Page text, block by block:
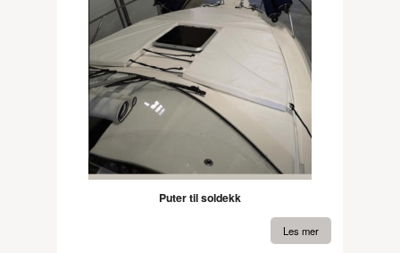
Puter til soldekk
Les mer